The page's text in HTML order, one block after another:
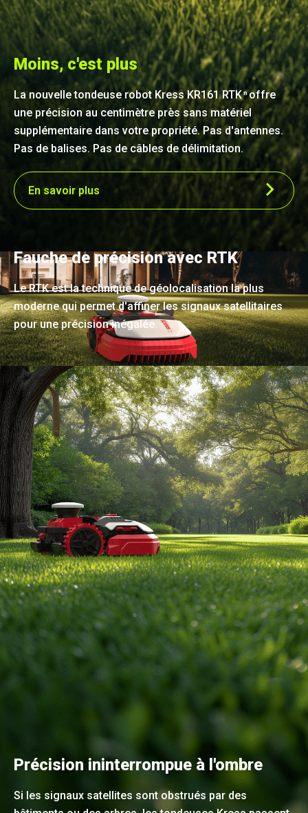
Moins, c'est plus
La nouvelle tondeuse robot Kress KR161 RTK noffre
une précision au centimètre près sans matériel
supplémentaire dans votre propriété. Pas d'antennes.
Pas de balises. Pas de câbles de délimitation.
En savoir plus
Fauche de précision avec RTK
Le RTK est la technique de géolocalisation la plus
moderne qui permet d'affiner les signaux satellitaires
pour une précision inégalée.
Précision ininterrompue à l'ombre
Si les signaux satellites sont obstrués par des